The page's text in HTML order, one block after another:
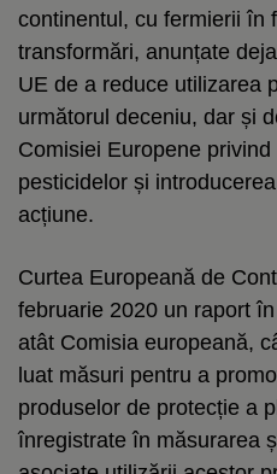
continentul, cu fermierii în
transformări, anunțate
UE de a reduce utilizarea
următorul deceniu, dar și
Comisiei Europene
pesticidelor și
acțiune.
Curtea Europeană de
februarie 2020 un raport
atât Comisia europeană,
luat măsuri pentru a
produselor de protecție a
înregistrate în măsurarea